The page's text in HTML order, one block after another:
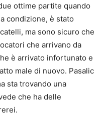
ottime partite quando
condizione, è stato
ma sono sicuro che
che arrivano da
è arrivato infortunato e
male di nuovo. Pasalic
sta trovando una
che ha delle